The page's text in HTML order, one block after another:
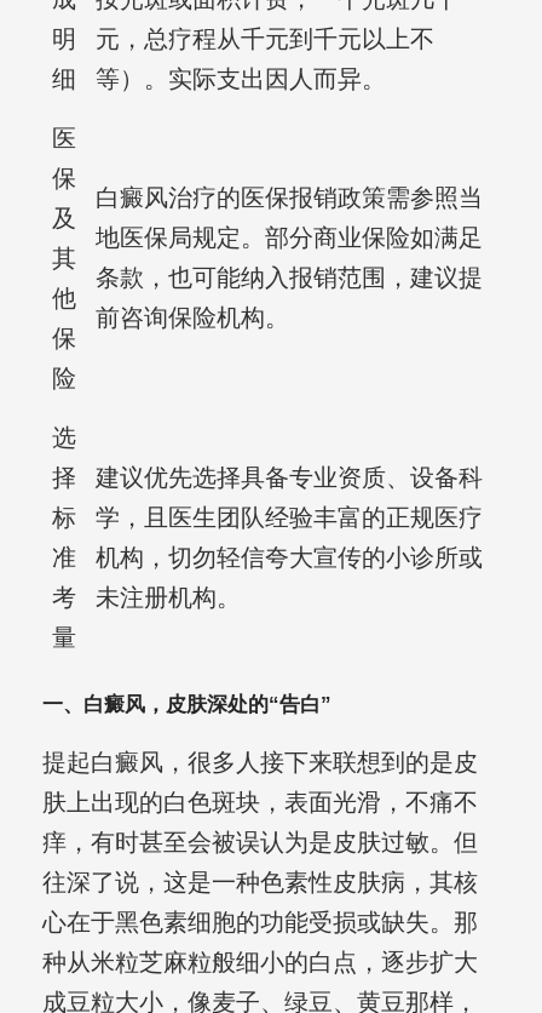
明
细
元，总疗程从千元到千元以上不
等）。实际支出因人而异。
医
保
及
其
他
保
险
白癜风治疗的医保报销政策需参照当
地医保局规定。部分商业保险如满足
条款，也可能纳入报销范围，建议提
前咨询保险机构。
选
择
标
准
考
量
建议优先选择具备专业资质、设备科
学，且医生团队经验丰富的正规医疗
机构，切勿轻信夸大宣传的小诊所或
未注册机构。
一、白癜风，皮肤深处的“告白”
提起白癜风，很多人接下来联想到的是皮
肤上出现的白色斑块，表面光滑，不痛不
痒，有时甚至会被误认为是皮肤过敏。但
往深了说，这是一种色素性皮肤病，其核
心在于黑色素细胞的功能受损或缺失。那
种从米粒芝麻粒般细小的白点，逐步扩大
成豆粒大小，像麦子、绿豆、黄豆那样，